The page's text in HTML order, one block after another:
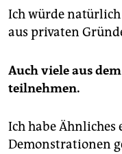
Ich würde
aus privaten
Auch viele aus dem
teilnehmen.
Ich habe Ähnliches
Demonstrationen